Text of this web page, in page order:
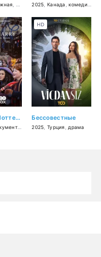
,семейный
драма,музыка
2025 Канада ,комедия
Мир Гарри Поттера: Мастерство, стоящее за магией
,короткометражка
Бессовестные
2025 Турция драма
HD